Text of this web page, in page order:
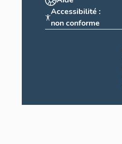
Accessibilité :
non conforme